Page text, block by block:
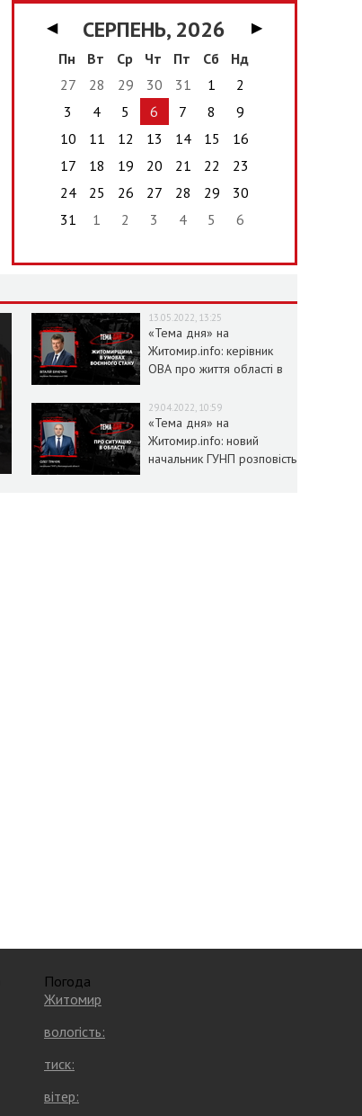
◀ СЕРПЕНЬ, 2026
▶
Пн
Вт Ср Чт Пт Сб
Нд
27
28 29 30 31 1
2
3
4 5 6 7 8
9
10
11 12 13 14 15
16
17
18 19 20 21 22
23
24
25 26 27 28 29
30
31
1 2 3 4 5 6
13.05.2022, 13:25
«Тема дня» на
Житомир.info: керівник
ОВА про життя області в
29.04.2022, 10:59
«Тема дня» на
Житомир.info: новий
начальник ГУНП розповість
Погода
Житомир
вологість:
тиск:
вітер: